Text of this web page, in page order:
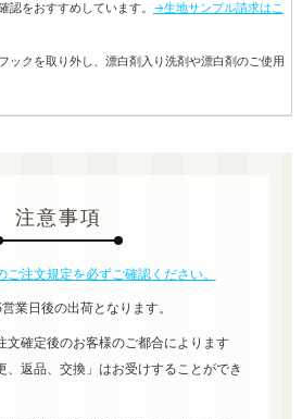
認をおすすめしています。 →生地サンプル請求はこ
ックを取り外し、漂白剤入り洗剤や漂白剤のご使用
注意事項
ご注文規定を必ずご確認ください。
業日後の出荷となります。
文確定後のお客様のご都合によります
、返品、交換」はお受けすることができ